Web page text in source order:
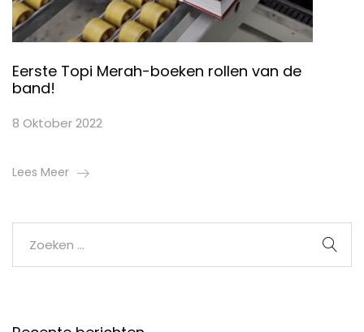
Eerste Topi Merah-boeken rollen van de
band!
8 Oktober 2022
Lees Meer